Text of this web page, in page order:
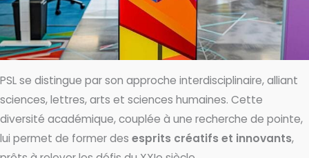
PSL se distingue par son approche interdisciplinaire, alliant
sciences, lettres, arts et sciences humaines. Cette
diversité académique, couplée à une recherche de pointe,
lui permet de former des esprits créatifs et innovants,